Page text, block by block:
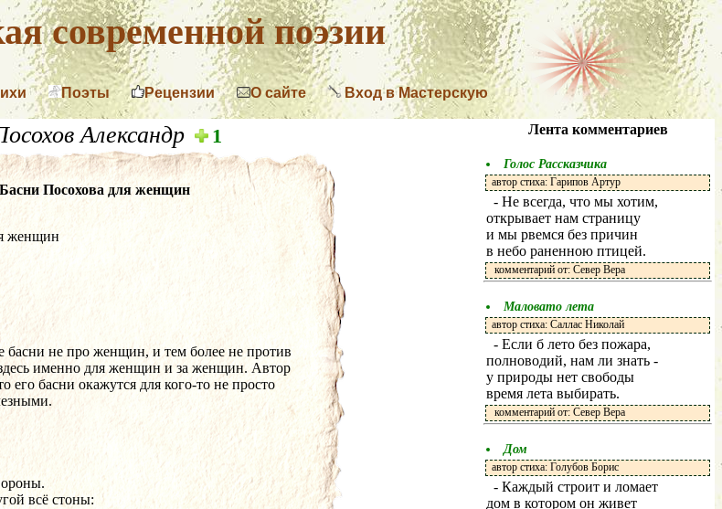
современной поэзии
Поэты Рецензии О сайте Вход в Мастерскую
Александр 1
Посохова для женщин
женщин
не про женщин, и тем более не против
именно для женщин и за женщин. Автор
его басни окажутся для кого-то не просто
всё стоны:
Лента комментариев
Голос Рассказчика
автор стиха: Гарипов Артур
- Не всегда, что мы хотим,
открывает нам страницу
и мы рвемся без причин
в небо раненною птицей.
комментарий от: Север Вера
Маловато лета
автор стиха: Саллас Николай
- Если б лето без пожара,
полноводий, нам ли знать -
у природы нет свободы
время лета выбирать.
комментарий от: Север Вера
Дом
автор стиха: Голубов Борис
- Каждый строит и ломает
дом в котором он живет